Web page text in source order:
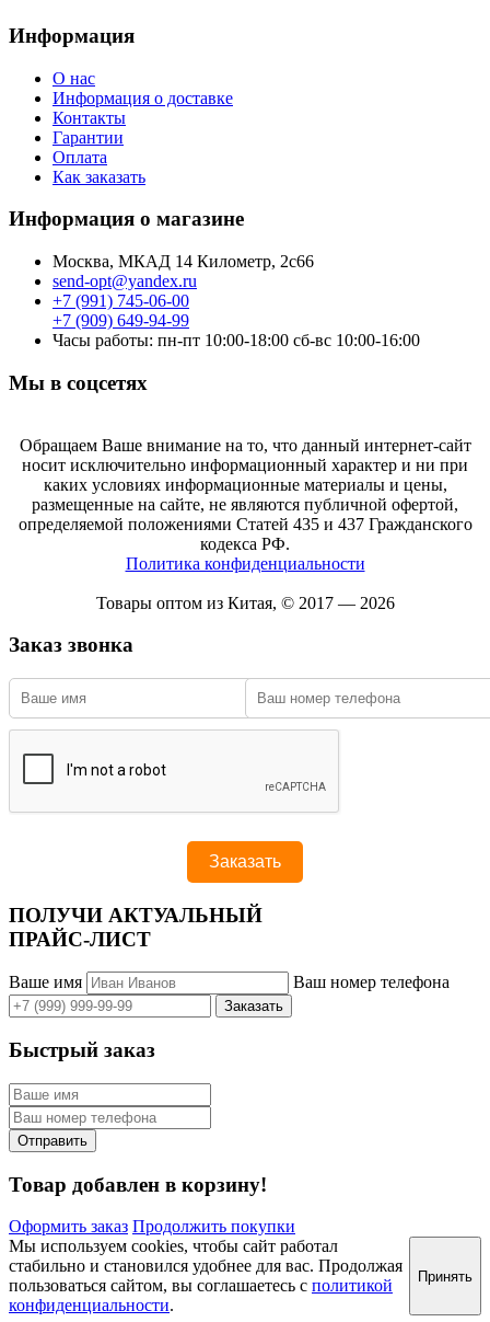
Информация
О нас
Информация о доставке
Контакты
Гарантии
Оплата
Как заказать
Информация о магазине
Москва, МКАД 14 Километр, 2с66
send-opt@yandex.ru
+7 (991) 745-06-00
+7 (909) 649-94-99
Часы работы: пн-пт 10:00-18:00 сб-вс 10:00-16:00
Мы в соцсетях
Обращаем Ваше внимание на то, что данный интернет-сайт
носит исключительно информационный характер и ни при
каких условиях информационные материалы и цены,
размещенные на сайте, не являются публичной офертой,
определяемой положениями Статей 435 и 437 Гражданского
кодекса РФ.
Политика конфиденциальности
Товары оптом из Китая, © 2017 — 2026
Заказ звонка
ПОЛУЧИ АКТУАЛЬНЫЙ
ПРАЙС-ЛИСТ
Ваше имя Ваш номер телефона
Быстрый заказ
Товар добавлен в корзину!
Оформить заказ Продолжить покупки
Мы используем cookies, чтобы сайт работал
стабильно и становился удобнее для вас. Продолжая
пользоваться сайтом, вы соглашаетесь с политикой
конфиденциальности.
Принять